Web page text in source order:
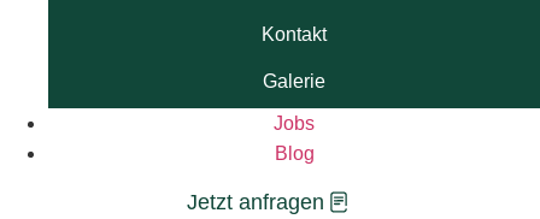
Kontakt
Galerie
Jobs
Blog
Jetzt anfragen